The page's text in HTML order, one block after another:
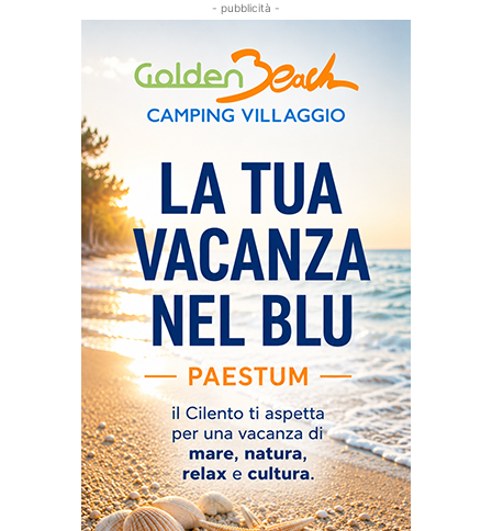
- pubblicità -